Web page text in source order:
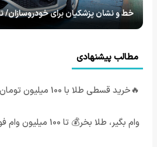
خط و نشان پزشکیان برای خودروسازان/
مطالب پیشنهادی
🔥خرید قسطی طلا با 100 میلیون تومان وام فوری🔥
وام بگیر، طلا بخر💰 تا 100 میلیون وام فوری بدون ضامن